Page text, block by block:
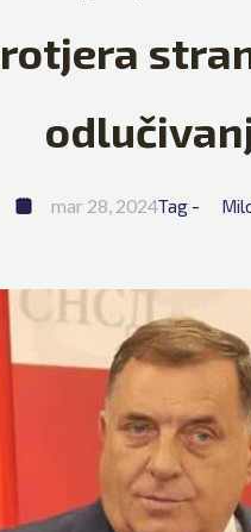
mar 28, 2024Tag -